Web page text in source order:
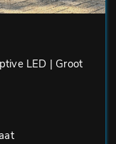
LED | Groot